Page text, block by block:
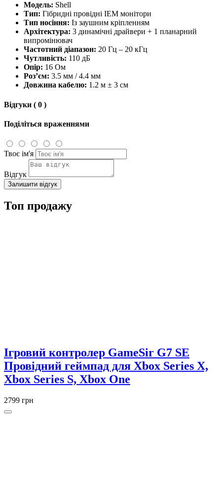
Модель: Shell
Тип: Гібридні провідні IEM монітори
Тип носіння: Із заушним кріпленням
Архітектура: 3 динамічні драйвери + 1 планарний
випромінювач
Частотний діапазон: 20 Гц – 20 кГц
Чутливість: 110 дБ
Опір: 16 Ом
Роз’єм: 3.5 мм / 4.4 мм
Довжина кабелю: 1.2 м ± 3 см
Відгуки ( 0 )
Поділіться враженнями
Твоє ім'я
Відгук
Залишити відгук
Топ продажу
Ігровий контролер GameSir G7 SE
Провідний геймпад для Xbox Series X,
Xbox Series S, Xbox One
2799 грн